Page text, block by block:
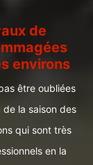
de
environs
être oubliées
la saison des
qui sont très
en la